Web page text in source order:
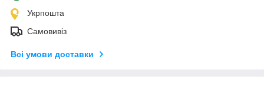
Укрпошта
Самовивіз
Всі умови доставки